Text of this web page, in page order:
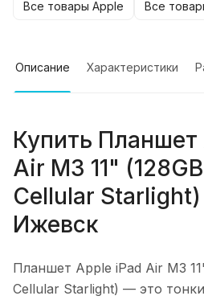
Все товары Apple Все
Описание Характеристики
Купить Планшет
Air M3 11"
Cellular Starlight)
Ижевск
Планшет Apple iPad Air M3
Cellular Starlight) — это